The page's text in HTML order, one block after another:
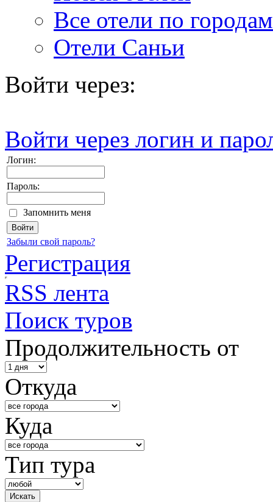
Все отели по городам
Отели Саньи
Войти через:
Войти через логин и
Логин:
Пароль:
Запомнить меня
Забыли свой пароль?
Регистрация
RSS лента
Поиск туров
Продолжительность от
Откуда
Куда
Тип тура